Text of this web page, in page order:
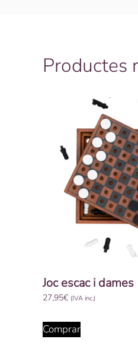
Productes
Joc escac i dames
27,95€ (IVA inc.)
Comprar